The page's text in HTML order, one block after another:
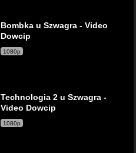
Bombka u Szwagra - Video
Dowcip
1080p
Technologia 2 u Szwagra -
Video Dowcip
1080p